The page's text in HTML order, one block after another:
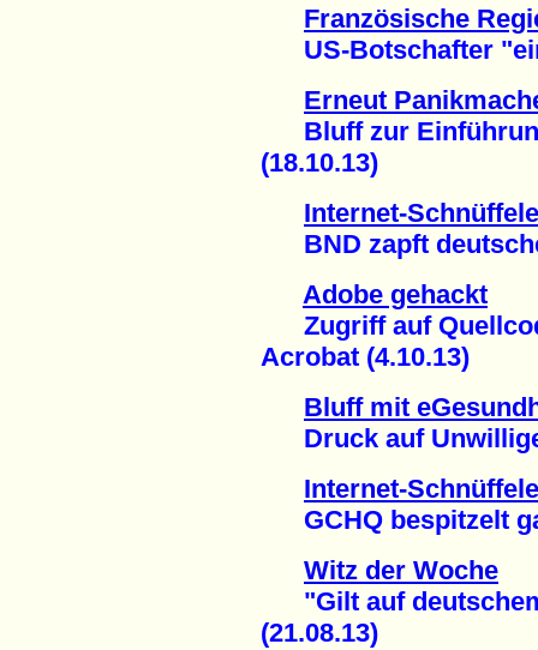
Französische
US-Botschafter
Erneut
Bluff zur
(18.10.13)
Internet-
BND zapft
Adobe gehackt
Zugriff auf
Acrobat (4.10.13)
Bluff mit
Druck auf Unwillige
Internet-
GCHQ bespitzelt
Witz der Woche
"Gilt auf
(21.08.13)